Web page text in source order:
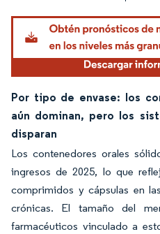
Por tipo de envase: los
aún dominan, pero los
disparan
Los contenedores orales
ingresos de 2025, lo que
comprimidos y cápsulas en
crónicas. El tamaño del
farmacéuticos vinculado a